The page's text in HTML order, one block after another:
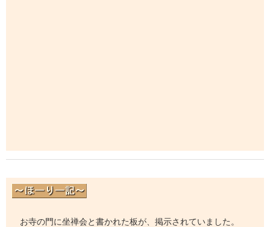
お寺の門に坐禅会と書かれた板が、掲示されていました。